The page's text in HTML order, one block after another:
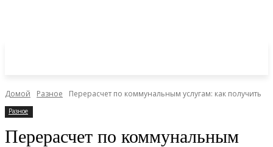
Домой Разное Перерасчет по коммунальным услугам: как получить
Разное
Перерасчет по коммунальным